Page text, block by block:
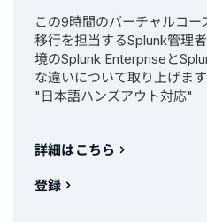
この9時間のバーチャルコ
移行を担当するSplunk管理
境のSplunk Enterpriseと
な違いについて取り上げます
"日本語ハンズアウト対応"
詳細はこちら
登録